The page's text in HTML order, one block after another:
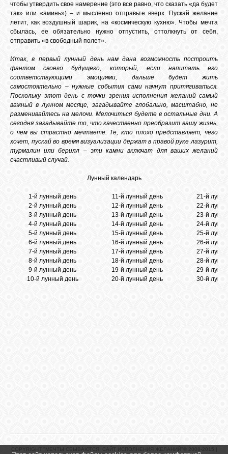
чтобы утвердить свое намерение (это все равно, что сказать «да будет
так» или «аминь») – и мысленно отправьте вверх. Пускай желание
летит, как воздушный шарик, на «космическую кухню». Чтобы мечта
сбылась, ее обязательно нужно отпустить, оттолкнуть от себя,
отправить «в свободный полет».
Итак, в первый лунный день нам дана возможность построить
фантом своего будущего, который, если напитать его
соответствующими эмоциями, дальше будет жить
самостоятельно – нужные события сами начнут притягиваться.
Поскольку этот день с точки зрения исполнения желаний самый
важный в лунном месяце, загадывайте глобально, масштабно, не
разменивайтесь на мелочи. Мелочиться будете в остальные дни. А
сегодня загадывайте то, что качественно преобразит вашу жизнь,
о чем вы страстно мечтаете. Те, кто плохо представляет, чего
хочет, пускай во время визуализации держат в правой руке лазурит,
турмалин или берилл – эти камни включат для ваших желаний
счастливый случай.
Лунный календарь
1-й лунный день 11-й лунный день
21-й
2-й лунный день
12-й лунный день
22-й
3-й лунный день
13-й лунный день
23-й
4-й лунный день
14-й лунный день
24-й
5-й лунный день
15-й лунный день
25-й
6-й лунный день
16-й лунный день
26-й
7-й лунный день
17-й лунный день
27-й
8-й лунный день
18-й лунный день
28-й
9-й лунный день
19-й лунный день
29-й
10-й лунный день
20-й лунный день 30-й
COPYRIGHT "МЕЧТЫ СБЫВАЮТСЯ! САЙТ ИСПОЛНЕНИЯ ЖЕЛАНИЙ"© 2008-2015 |